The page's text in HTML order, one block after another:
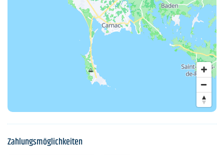
Zahlungsmöglichkeiten